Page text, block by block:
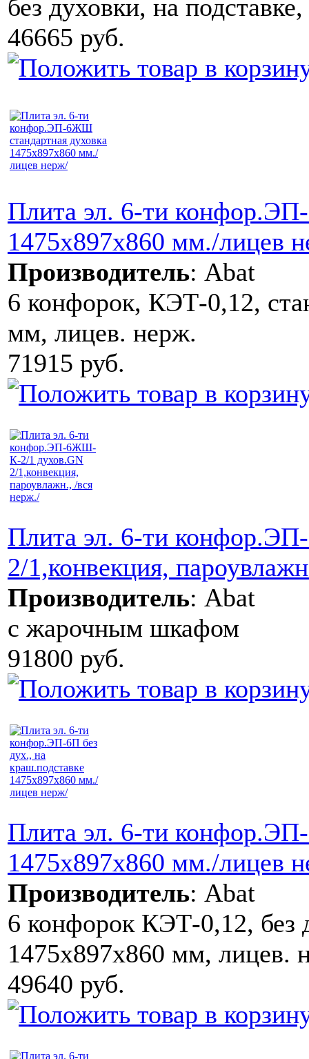
без духовки, на
46665 руб.
Плита эл. 6-ти
1475x897x860 мм./лицев
Производитель: Abat
6 конфорок, КЭТ-0,12,
мм, лицев. нерж.
71915 руб.
Плита эл. 6-ти
2/1,конвекция,
Производитель: Abat
с жарочным шкафом
91800 руб.
Плита эл. 6-ти
1475x897x860 мм./лицев
Производитель: Abat
6 конфорок КЭТ-0,12, без
1475x897x860 мм, лицев.
49640 руб.